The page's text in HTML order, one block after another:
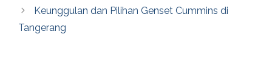
Keunggulan dan Pilihan Genset Cummins di
Tangerang